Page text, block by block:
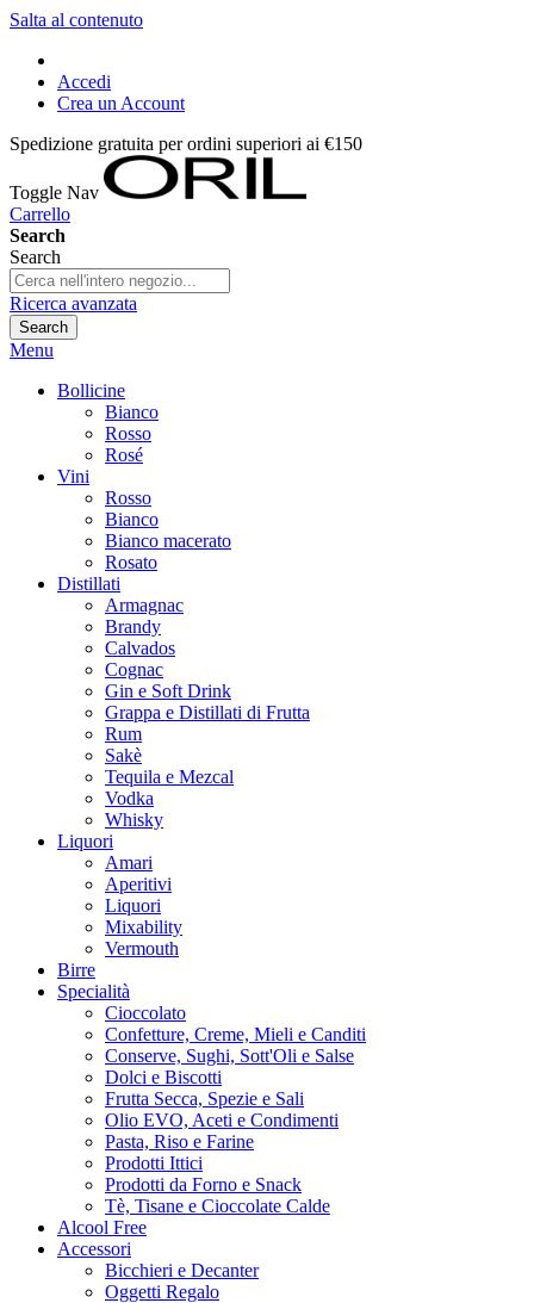
Salta al contenuto
Accedi
Crea un Account
Spedizione gratuita per ordini superiori ai €150
Toggle Nav
Carrello
Search
Search
Ricerca avanzata
Search
Menu
Bollicine
Bianco
Rosso
Rosé
Vini
Rosso
Bianco
Bianco macerato
Rosato
Distillati
Armagnac
Brandy
Calvados
Cognac
Gin e Soft Drink
Grappa e Distillati di Frutta
Rum
Sakè
Tequila e Mezcal
Vodka
Whisky
Liquori
Amari
Aperitivi
Liquori
Mixability
Vermouth
Birre
Specialità
Cioccolato
Confetture, Creme, Mieli e Canditi
Conserve, Sughi, Sott'Oli e Salse
Dolci e Biscotti
Frutta Secca, Spezie e Sali
Olio EVO, Aceti e Condimenti
Pasta, Riso e Farine
Prodotti Ittici
Prodotti da Forno e Snack
Tè, Tisane e Cioccolate Calde
Alcool Free
Accessori
Bicchieri e Decanter
Oggetti Regalo